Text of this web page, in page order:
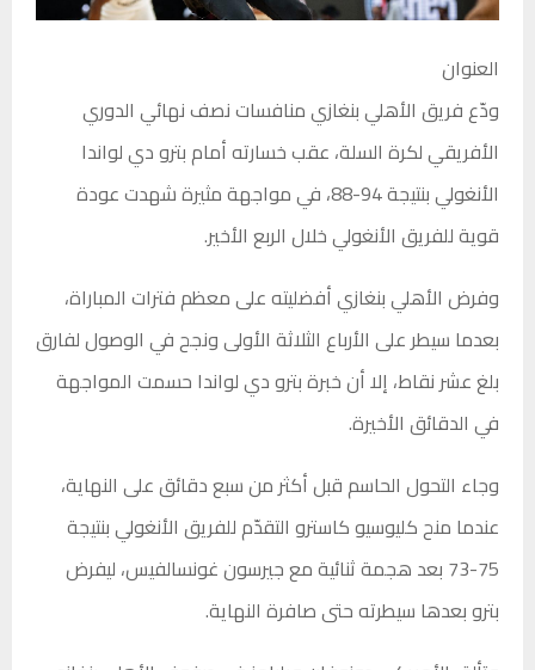
العنوان
ودّع فريق الأهلي بنغازي منافسات نصف نهائي الدوري
الأفريقي لكرة السلة، عقب خسارته أمام بترو دي لواندا
الأنغولي بنتيجة 94-88، في مواجهة مثيرة شهدت عودة
قوية للفريق الأنغولي خلال الربع الأخير.
وفرض الأهلي بنغازي أفضليته على معظم فترات المباراة،
بعدما سيطر على الأرباع الثلاثة الأولى ونجح في الوصول لفارق
بلغ عشر نقاط، إلا أن خبرة بترو دي لواندا حسمت المواجهة
في الدقائق الأخيرة.
وجاء التحول الحاسم قبل أكثر من سبع دقائق على النهاية،
عندما منح كليوسيو كاسترو التقدّم للفريق الأنغولي بنتيجة
75-73 بعد هجمة ثنائية مع جيرسون غونسالفيس، ليفرض
بترو بعدها سيطرته حتى صافرة النهاية.